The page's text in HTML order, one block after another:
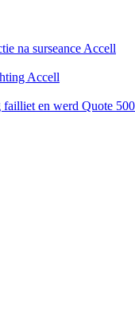
na surseance Accell
Accell
en werd Quote